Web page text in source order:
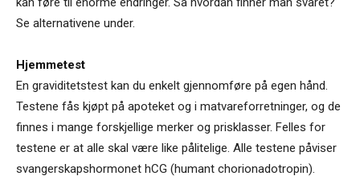
Se alternativene under.
Hjemmetest
En graviditetstest kan du enkelt gjennomføre på egen hånd.
Testene fås kjøpt på apoteket og i matvareforretninger, og de
finnes i mange forskjellige merker og prisklasser. Felles for
testene er at alle skal være like pålitelige. Alle testene påviser
svangerskapshormonet hCG (humant chorionadotropin).